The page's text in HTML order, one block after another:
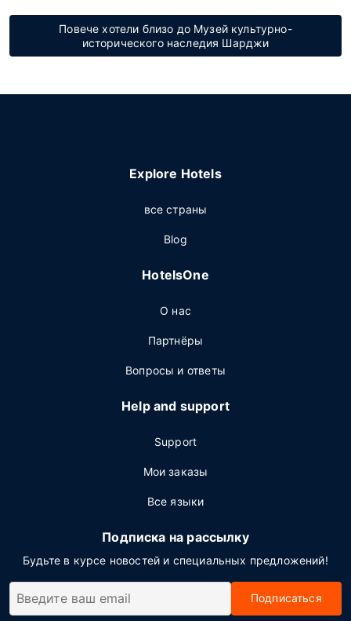
Повече хотели близо до Музей культурно-
исторического наследия Шарджи
Explore Hotels
все страны
Blog
HotelsOne
О нас
Партнёры
Вопросы и ответы
Help and support
Support
Мои заказы
Все языки
Подписка на рассылку
Будьте в курсе новостей и специальных предложений!
Подписаться